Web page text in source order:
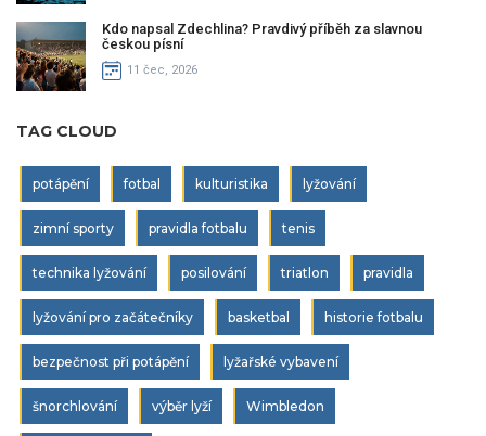
Kdo napsal Zdechlina? Pravdivý příběh za slavnou
českou písní
11 čec, 2026
TAG CLOUD
potápění fotbal kulturistika lyžování
zimní sporty pravidla fotbalu tenis
technika lyžování posilování triatlon pravidla
lyžování pro začátečníky basketbal historie fotbalu
bezpečnost při potápění lyžařské vybavení
šnorchlování výběr lyží Wimbledon